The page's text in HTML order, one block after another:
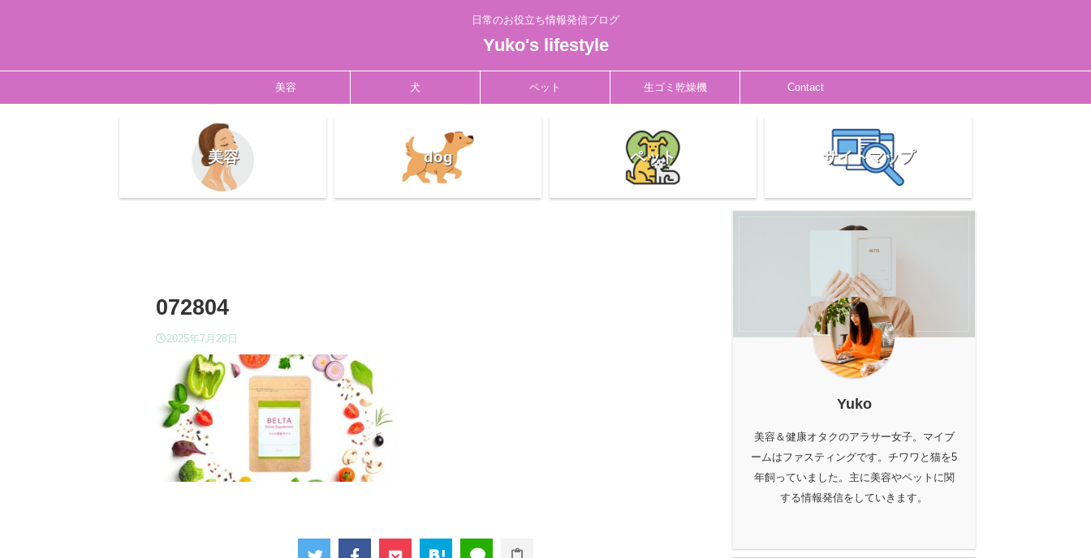
日常のお役立ち情報発信ブログ
Yuko's lifestyle
美容 犬 ペット 生ゴミ乾燥機 Contact
美容 dog ペット サイトマップ
072804
2025年7月28日
Yuko
美容＆健康オタクのアラサー女子。マイブ
ームはファスティングです。チワワと猫を5
年飼っていました。主に美容やペットに関
する情報発信をしていきます。